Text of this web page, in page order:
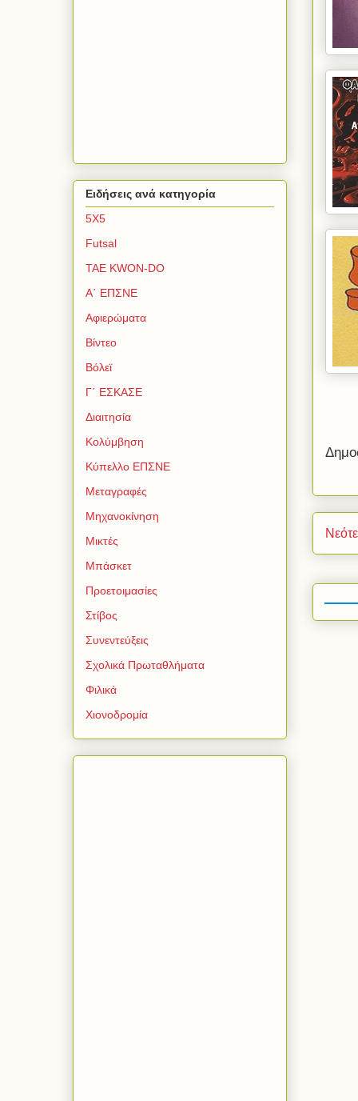
Ειδήσεις ανά κατηγορία
5Χ5
Futsal
TAE KWON-DO
Α΄ ΕΠΣΝΕ
Αφιερώματα
Βίντεο
Βόλεϊ
Γ΄ ΕΣΚΑΣΕ
Διαιτησία
Κολύμβηση
Κύπελλο ΕΠΣΝΕ
Μεταγραφές
Μηχανοκίνηση
Μικτές
Μπάσκετ
Προετοιμασίες
Στίβος
Συνεντεύξεις
Σχολικά Πρωταθλήματα
Φιλικά
Χιονοδρομία